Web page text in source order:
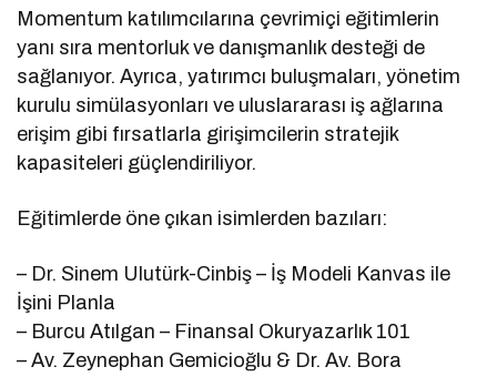
Momentum katılımcılarına çevrimiçi eğitimlerin
yanı sıra mentorluk ve danışmanlık desteği de
sağlanıyor. Ayrıca, yatırımcı buluşmaları, yönetim
kurulu simülasyonları ve uluslararası iş ağlarına
erişim gibi fırsatlarla girişimcilerin stratejik
kapasiteleri güçlendiriliyor.
Eğitimlerde öne çıkan isimlerden bazıları:
– Dr. Sinem Ulutürk-Cinbiş – İş Modeli Kanvas ile
İşini Planla
– Burcu Atılgan – Finansal Okuryazarlık 101
– Av. Zeynephan Gemicioğlu & Dr. Av. Bora